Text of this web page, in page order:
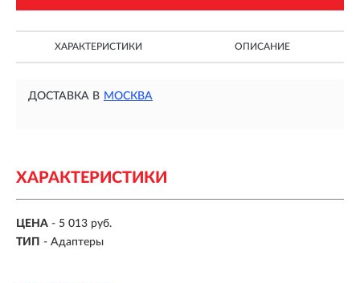
ХАРАКТЕРИСТИКИ ОПИСАНИЕ
ДОСТАВКА В МОСКВА
ХАРАКТЕРИСТИКИ
ЦЕНА - 5 013 руб.
ТИП - Адаптеры